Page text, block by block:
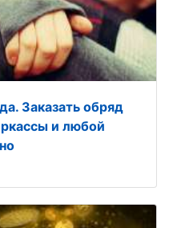
Заказать обряд
и любой